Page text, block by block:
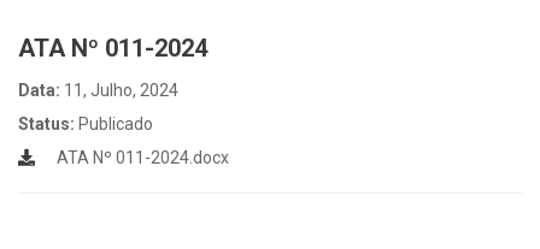
ATA Nº 011-2024
Data: 11, Julho, 2024
Status: Publicado
ATA Nº 011-2024.docx